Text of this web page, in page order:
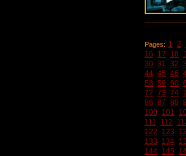
Pages: 1 2
16
17 18
30 31 32
44 45 46
58 59 60
72 73 74
86 87 88
100 101
111
112
122
123
133
134
144 145